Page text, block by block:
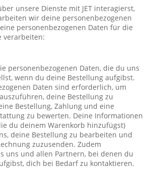
unsere Dienste mit JET interagierst,
wir deine personenbezogenen
personenbezogenen Daten für die
verarbeiten:
personenbezogenen Daten, die du uns
wenn du deine Bestellung aufgibst.
Daten sind erforderlich, um
deine Bestellung zu
Bestellung, Zahlung und eine
zu bewerten. Deine Informationen
du deinem Warenkorb hinzufügst)
deine Bestellung zu bearbeiten und
zuzusenden. Zudem
uns und allen Partnern, bei denen du
dich bei Bedarf zu kontaktieren.